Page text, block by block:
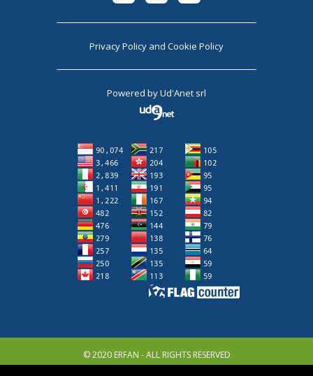
Privacy Policy and Cookie Policy
Powered byUd'Anet srl
© 2020 ERFAN - ALL RIGHTS RESERVED